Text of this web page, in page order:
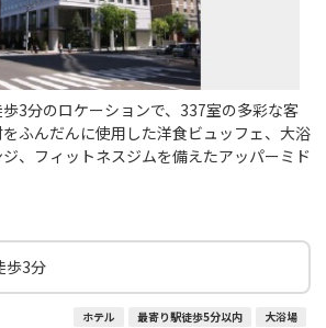
3分のロケーションで、337室の多彩な客
ふんだんに使用した洋食ビュッフェ、大浴
、フィットネスジムを備えたアッパーミド
歩3分
ホテル 最寄り駅徒歩5分以内 大浴場